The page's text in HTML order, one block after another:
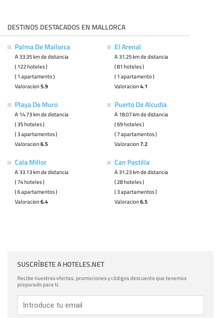
DESTINOS DESTACADOS EN MALLORCA
Palma De Mallorca
A 33.35 km de distancia
( 122 hoteles )
( 1 apartamento )
Valoracion5.9
El Arenal
A 31.25 km de distancia
( 81 hoteles )
( 1 apartamento )
Valoracion4.1
Playa De Muro
A 14.73 km de distancia
( 35 hoteles )
( 3 apartamentos )
Valoracion6.5
Puerto De Alcudia
A 18.07 km de distancia
( 69 hoteles )
( 7 apartamentos )
Valoracion7.2
Cala Millor
A 33.13 km de distancia
( 74 hoteles )
( 6 apartamentos )
Valoracion6.4
Can Pastilla
A 31.23 km de distancia
( 28 hoteles )
( 3 apartamentos )
Valoracion6.5
SUSCRÍBETE A HOTELES.NET
Recibe nuestras ofertas, promociones y códigos descuento que tenemos
preparado para ti.